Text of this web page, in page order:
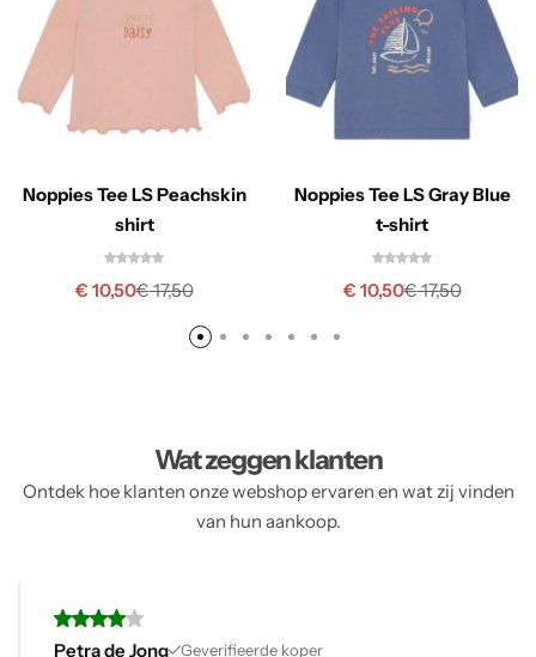
Noppies Tee LS Peachskin
shirt
€17,50
€ 10,50
Noppies Tee LS Gray Blue
t-shirt
€17,50
€ 10,50
Wat zeggen klanten
Ontdek hoe klanten onze webshop ervaren en wat zij vinden
van hun aankoop.
Petra de Jong Geverifieerde koper